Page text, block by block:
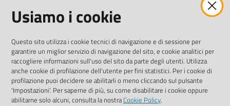
Tel.0522 7961
LinkedinFacebookInstagram
Usiamo i cookie
Questo sito utilizza i cookie tecnici di navigazione e di sessione per
garantire un miglior servizio di navigazione del sito, e cookie analitici per
raccogliere informazioni sull'uso del sito da parte degli utenti. Utilizza
anche cookie di profilazione dell'utente per fini statistici. Per i cookie di
profilazione puoi decidere se abilitarli o meno cliccando sul pulsante
'Impostazioni'. Per saperne di più, su come disabilitare i cookie oppure
abilitarne solo alcuni, consulta la nostraCookie Policy.